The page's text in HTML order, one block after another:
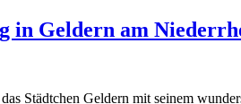
in Geldern am
Städtchen Geldern mit seinem